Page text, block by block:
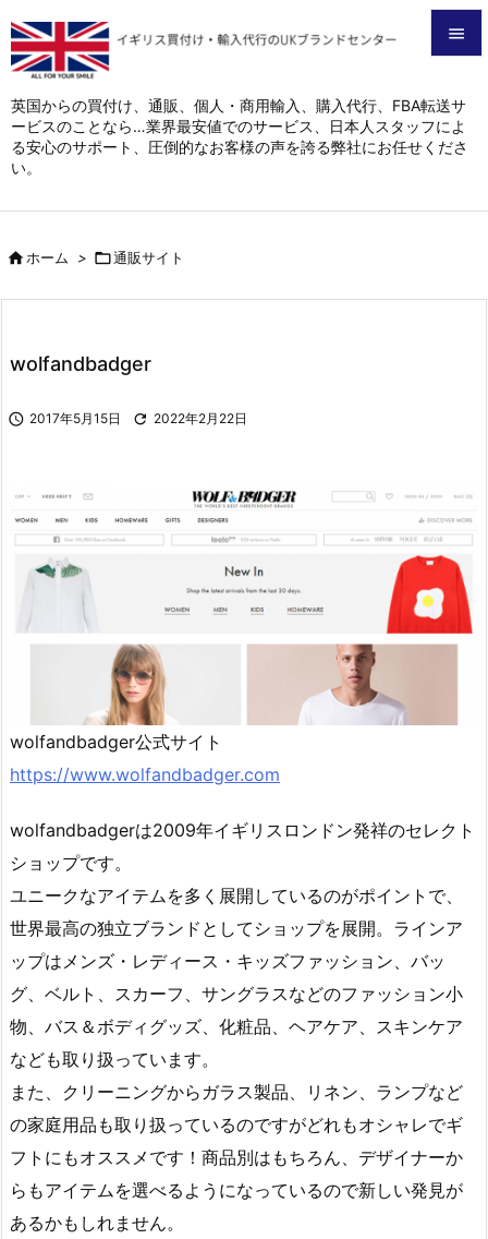
英国からの買付け、通販、個人・商用輸入、購入代行、FBA転送サ
ービスのことなら…業界最安値でのサービス、日本人スタッフによ
る安心のサポート、圧倒的なお客様の声を誇る弊社にお任せくださ
い。

メニュ

サイド
前へ

ホーム > 通販サイト
wolfandbadger
 2017年5月15日  2022年2月22日
wolfandbadger公式サイト
https://www.wolfandbadger.com
wolfandbadgerは2009年イギリスロンドン発祥のセレクト
ショップです。
ユニークなアイテムを多く展開しているのがポイントで、
世界最高の独立ブランドとしてショップを展開。ラインア
ップはメンズ・レディース・キッズファッション、バッ
グ、ベルト、スカーフ、サングラスなどのファッション小
物、バス＆ボディグッズ、化粧品、ヘアケア、スキンケア
なども取り扱っています。
また、クリーニングからガラス製品、リネン、ランプなど
の家庭用品も取り扱っているのですがどれもオシャレでギ
フトにもオススメです！商品別はもちろん、デザイナーか
らもアイテムを選べるようになっているので新しい発見が
あるかもしれません。